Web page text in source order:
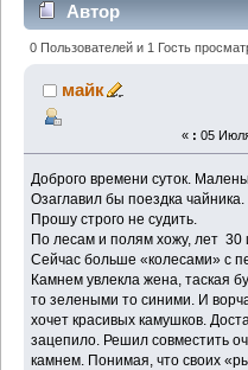
Автор
(Прочитано 5589 раз)
0 Пользователей и 1 Гость
майк
« : 05
Доброго времени суток.
Озаглавил бы поездка чайника.
Прошу строго не судить.
По лесам и полям хожу, лет 30
Сейчас больше «колесами» с
Камнем увлекла жена, таская
то зелеными то синими. И
хочет красивых камушков.
зацепило. Решил совместить
камнем. Понимая, что своих